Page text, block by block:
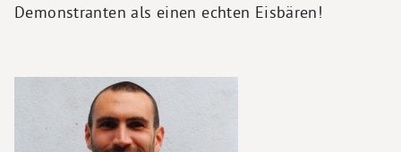
Demonstranten als einen echten Eisbären!